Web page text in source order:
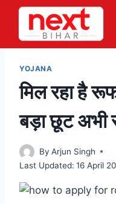
Skip
content
YOJANA
मिल रहा है
बड़ा छूट अभी
By Arjun Singh
Last Updated: 16 April